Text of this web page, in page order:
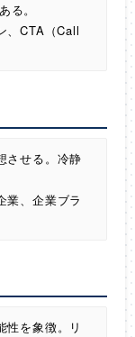
る。
、CTA（Call
させる。冷静
業、企業ブラ
性を象徴。リ